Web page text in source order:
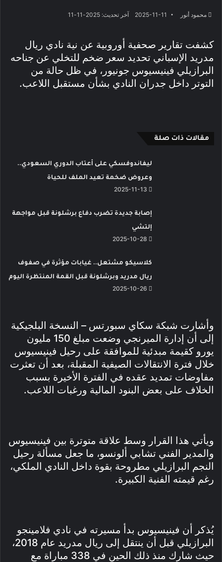
محمود أنور 2025-11-11 آخر تحديث: 2025-11-11
كشفت تقارير صحفية أوروبية عن نية نادي ريال
مدريد الإسباني تحديد سعر ضخم للتخلي عن جناحه
البرازيلي فينيسيوس جونيور، في ظل حالة من
التوتر داخل جدران النادي بشأن مستقبل اللاعب.
مقالات ذات صلة
ليفاندوفسكي على أعتاب الدوري السعودي..
وعروض ضخمة تعيد الملف للحياة
2025-11-13
إصابة جديدة تضرب دفاع برشلونة قبل مواجهة
إلتشي
2025-10-28
كلاسيكو مشتعل.. غيابات مؤثرة في صفوف
ريال مدريد وبرشلونة قبل القمة المنتظرة اليوم
2025-10-26
وأشارت شبكة سكاي سبورتس – النسخة البلجيكية
إلى أن إدارة الميرنجي وضعت مبلغ 150 مليون
يورو كقيمة مبدئية للموافقة على رحيل فينيسيوس
خلال فترة الانتقالات الصيفية المقبلة، بعد أن تعثرت
مفاوضات تمديد عقده في الفترة الأخيرة بسبب
الخلاف على بعض البنود المالية ورغبات اللاعب.
ويأتي هذا القرار وسط علاقة متوترة بين فينيسيوس
والمدير الفني تشابي ألونسو، ما جعل مسألة رحيل
النجم البرازيلي مطروحة بقوة داخل النادي الملكي،
رغم قيمته الفنية الكبيرة.
يُذكر أن فينيسيوس بدأ مسيرته في نادي فلامينجو
البرازيلي قبل أن ينتقل إلى ريال مدريد عام 2018،
حيث شارك منذ ذلك الحين في 338 مباراة مع